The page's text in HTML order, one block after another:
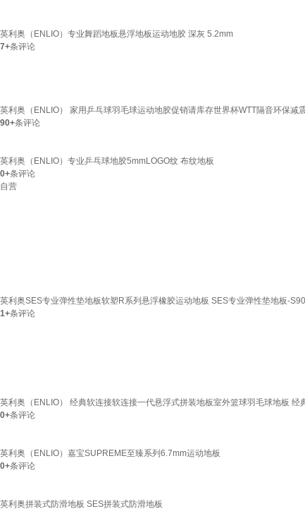
英利奥（ENLIO）专业舞蹈地板悬浮地板运动地胶 深灰 5.2mm
7+条评论
英利奥（ENLIO） 家用乒乓球羽毛球运动地胶促销请库存世界杯WTT隔音环保减
90+条评论
英利奥（ENLIO）专业乒乓球地胶5mmLOGO纹 布纹地板
0+条评论
自营
英利奥SES专业弹性垫地板软塑R系列悬浮橡胶运动地板 SES专业弹性垫地板-
1+条评论
英利奥（ENLIO） 经典软连接软连接一代悬浮式拼装地板室外篮球羽毛球地板 经
0+条评论
英利奥（ENLIO）嘉宝SUPREME至臻系列6.7mm运动地板
0+条评论
英利奥拼装式防滑地板 SES拼装式防滑地板